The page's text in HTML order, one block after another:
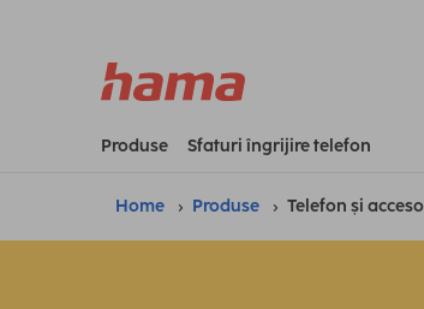
Produse Sfaturi îngrijire telefon
Home Produse Telefon și